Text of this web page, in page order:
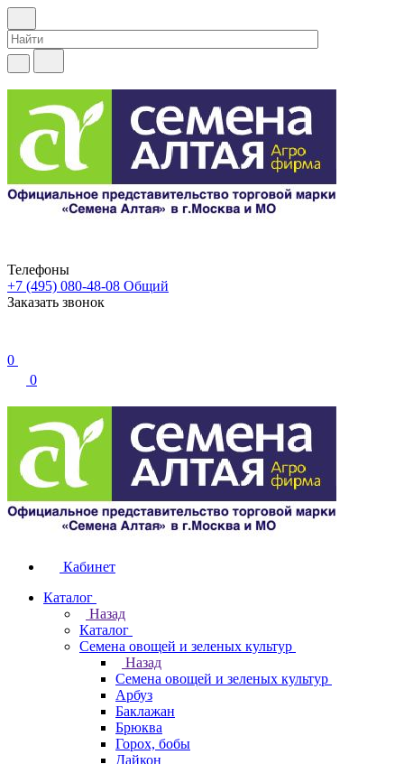
Телефоны
+7 (495) 080-48-08 Общий
Заказать звонок
0
0
Кабинет
Каталог
Назад
Каталог
Семена овощей и зеленых культур
Назад
Семена овощей и зеленых культур
Арбуз
Баклажан
Брюква
Горох, бобы
Дайкон